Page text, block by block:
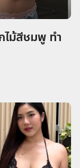
ไม้สีชมพู ทำ